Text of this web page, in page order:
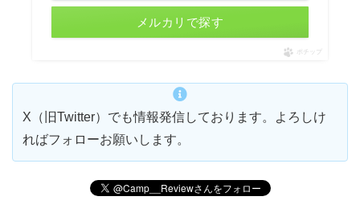
メルカリで探す
ポチップ
X（旧Twitter）でも情報発信しております。よろしけ
ればフォローお願いします。